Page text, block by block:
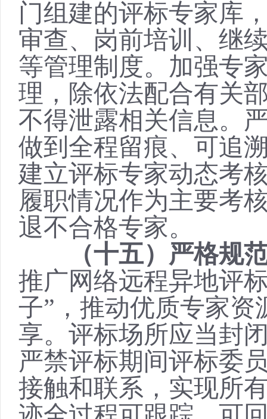
门组建的评标专家库
审查、岗前培训、继
等管理制度。加强专
理，除依法配合有关
不得泄露相关信息。
做到全程留痕、可追
建立评标专家动态考
履职情况作为主要考
退不合格专家。
（十五）严格规
推广网络远程异地评
子”，推动优质专家
享。评标场所应当封
严禁评标期间评标委
接触和联系，实现所